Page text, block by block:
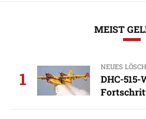
MEIST
1
NEUES
DHC-